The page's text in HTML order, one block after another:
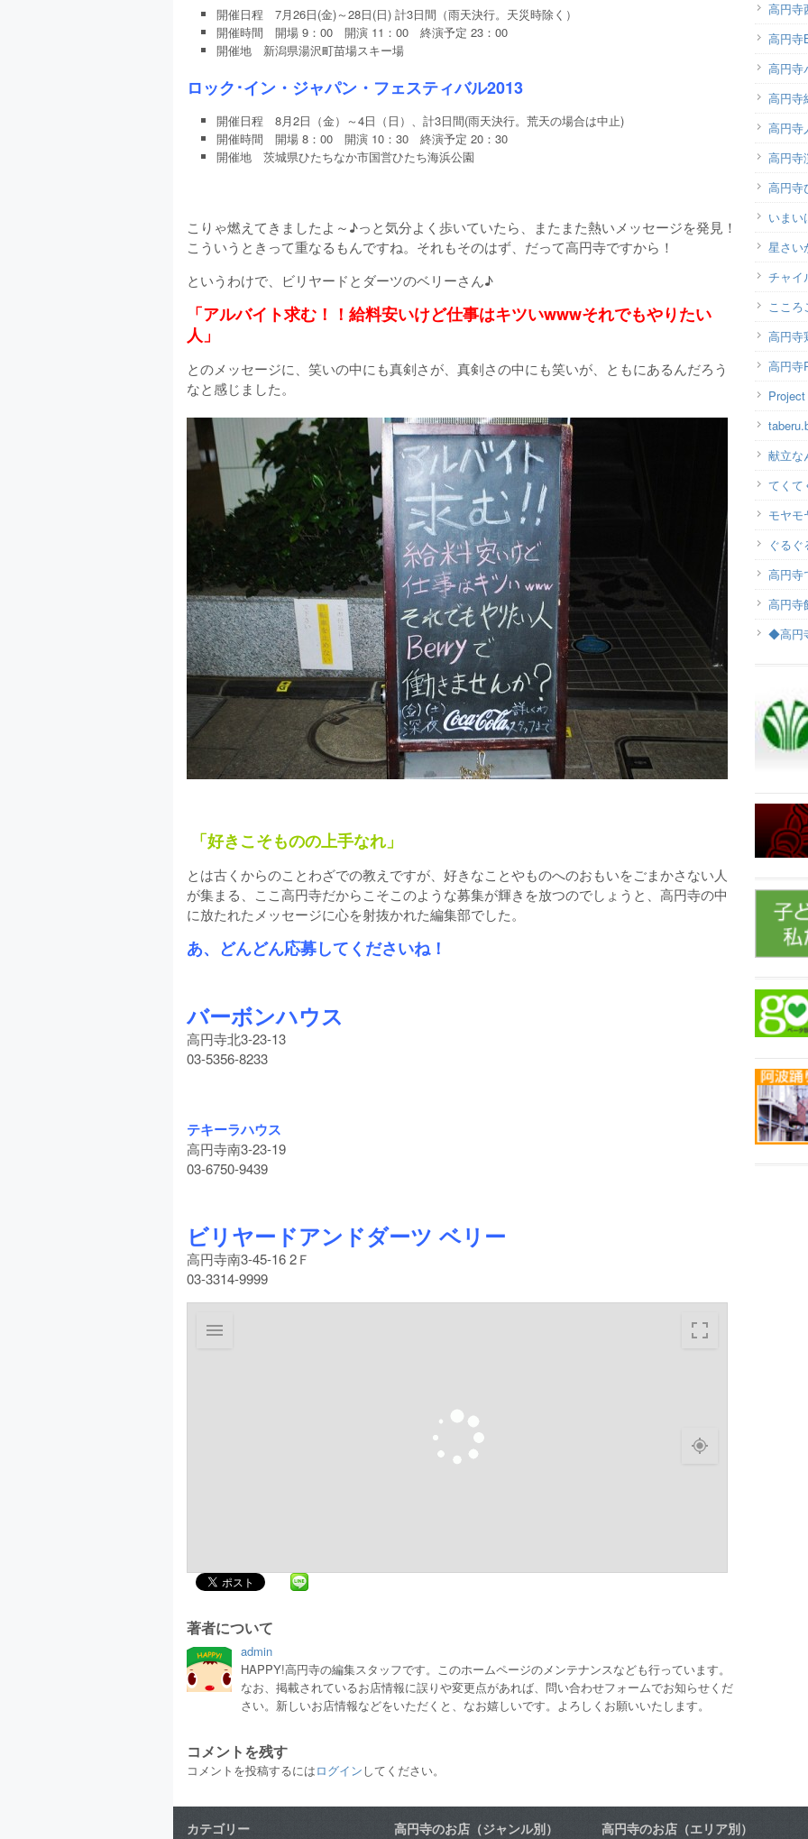
開催日程 7月26日(金)～28日(日) 計3日間（雨天決行。天災時除く）
開催時間 開場 9：00 開演 11：00 終演予定 23：00
開催地 新潟県湯沢町苗場スキー場
ロック･イン・ジャパン・フェスティバル2013
開催日程 8月2日（金）～4日（日）、計3日間(雨天決行。荒天の場合は中止)
開催時間 開場 8：00 開演 10：30 終演予定 20：30
開催地 茨城県ひたちなか市国営ひたち海浜公園
こりゃ燃えてきましたよ～♪っと気分よく歩いていたら、またまた熱いメッセージを発見！
こういうときって重なるもんですね。それもそのはず、だって高円寺ですから！
というわけで、ビリヤードとダーツのベリーさん♪
「アルバイト求む！！給料安いけど仕事はキツいwwwそれでもやりたい
人」
とのメッセージに、笑いの中にも真剣さが、真剣さの中にも笑いが、ともにあるんだろう
なと感じました。
「好きこそものの上手なれ」
とは古くからのことわざでの教えですが、好きなことやものへのおもいをごまかさない人
が集まる、ここ高円寺だからこそこのような募集が輝きを放つのでしょうと、高円寺の中
に放たれたメッセージに心を射抜かれた編集部でした。
あ、どんどん応募してくださいね！
バーボンハウス
高円寺北3-23-13
03-5356-8233
テキーラハウス
高円寺南3-23-19
03-6750-9439
ビリヤードアンドダーツ ベリー
高円寺南3-45-16 2Ｆ
03-3314-9999
著者について
admin
HAPPY!高円寺の編集スタッフです。このホームページのメンテナンスなども行っています。
なお、掲載されているお店情報に誤りや変更点があれば、問い合わせフォームでお知らせくだ
さい。新しいお店情報などをいただくと、なお嬉しいです。よろしくお願いいたします。
コメントを残す
コメントを投稿するにはログインしてください。
高円寺
高円寺
高円寺
高円寺
高円寺
高円寺
高円寺
いまい
星さい
チャイ
こころ
高円寺
高円寺
献立な
てくて
モヤモ
ぐる
高円寺
高円寺
◆高円
カテゴリー 高円寺のお店（ジャンル別） 高円寺のお店（エリア別）